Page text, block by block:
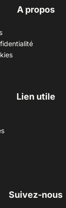
A propos
Lien utile
Suivez-nous